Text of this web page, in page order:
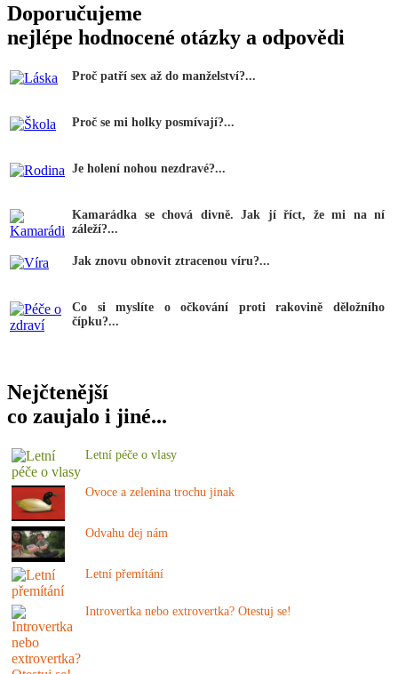
Doporučujeme
nejlépe hodnocené otázky a odpovědi
Proč patří sex až do manželství?...
Proč se mi holky posmívají?...
Je holení nohou nezdravé?...
Kamarádka se chová divně. Jak jí říct, že mi na ní
záleží?...
Jak znovu obnovit ztracenou víru?...
Co si myslíte o očkování proti rakovině děložního
čípku?...
Nejčtenější
co zaujalo i jiné...
Letní péče o vlasy
Ovoce a zelenina trochu jinak
Odvahu dej nám
Letní přemítání
Introvertka nebo extrovertka? Otestuj se!